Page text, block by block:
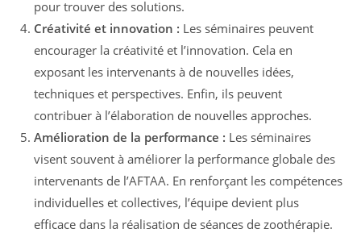
pour trouver des solutions.
Créativité et innovation : Les séminaires peuvent
encourager la créativité et l’innovation. Cela en
exposant les intervenants à de nouvelles idées,
techniques et perspectives. Enfin, ils peuvent
contribuer à l’élaboration de nouvelles approches.
Amélioration de la performance : Les séminaires
visent souvent à améliorer la performance globale des
intervenants de l’AFTAA. En renforçant les compétences
individuelles et collectives, l’équipe devient plus
efficace dans la réalisation de séances de zoothérapie.